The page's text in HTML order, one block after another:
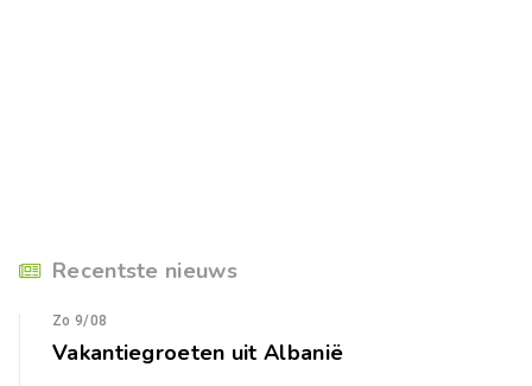
Recentste nieuws
Zo 9/08
Vakantiegroeten uit Albanië